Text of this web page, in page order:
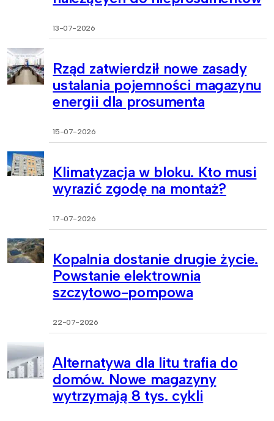
13-07-2026
Rząd zatwierdził nowe zasady
ustalania pojemności magazynu
energii dla prosumenta
15-07-2026
Klimatyzacja w bloku. Kto musi
wyrazić zgodę na montaż?
17-07-2026
Kopalnia dostanie drugie życie.
Powstanie elektrownia
szczytowo-pompowa
22-07-2026
Alternatywa dla litu trafia do
domów. Nowe magazyny
wytrzymają 8 tys. cykli